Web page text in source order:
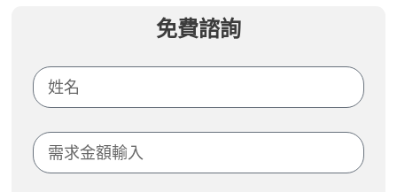
免費諮詢